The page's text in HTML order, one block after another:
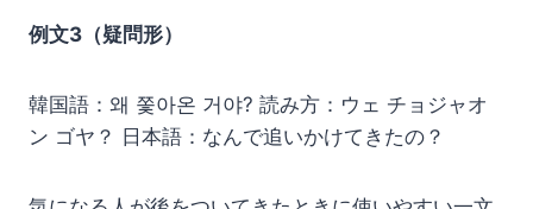
例文3（疑問形）
韓国語：왜 쫓아온 거야? 読み方：ウェ チョジャオ
ン ゴヤ？ 日本語：なんで追いかけてきたの？